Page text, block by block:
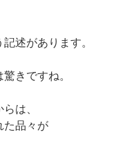
記述があります。
きですね。
は、
た品々が